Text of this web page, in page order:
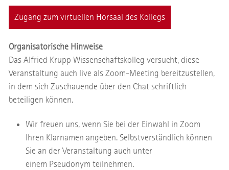
Zugang zum virtuellen Hörsaal des Kollegs
Organisatorische Hinweise
Das Alfried Krupp Wissenschaftskolleg versucht, diese
Veranstaltung auch live als Zoom-Meeting bereitzustellen,
in dem sich Zuschauende über den Chat schriftlich
beteiligen können.
Wir freuen uns, wenn Sie bei der Einwahl in Zoom
Ihren Klarnamen angeben. Selbstverständlich können
Sie an der Veranstaltung auch unter
einem Pseudonym teilnehmen.